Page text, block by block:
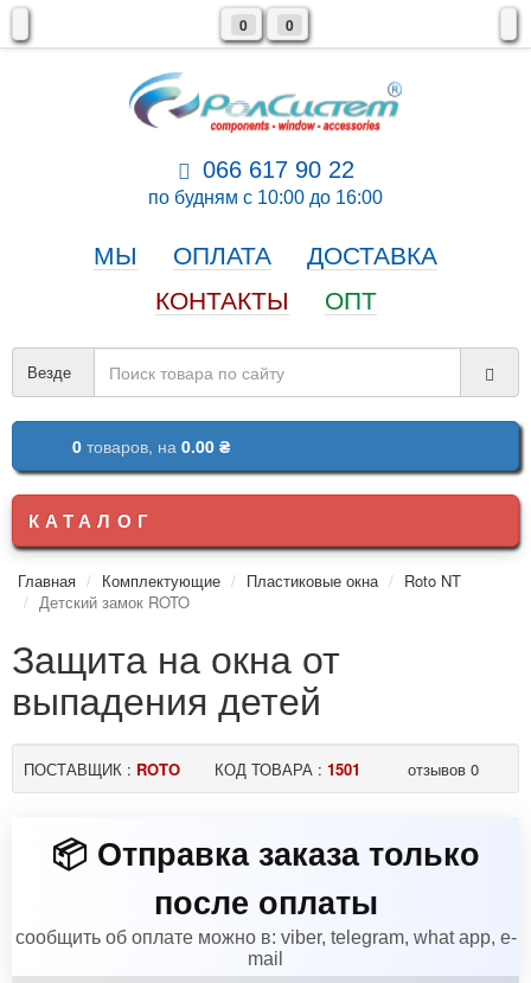
0 0
066 617 90 22
по будням с 10:00 до 16:00
МЫ ОПЛАТА
ДОСТАВКА
КОНТАКТЫ
ОПТ
Везде
0 товаров, на 0.00 ₴
КАТАЛОГ
Главная Комплектующие Пластиковые окна
Roto NT
Детский замок ROTO
Защита на окна от
выпадения детей
ПОСТАВЩИК : ROTO КОД ТОВАРА : 1501 отзывов 0
📦 Отправка заказа только
после оплаты
сообщить об оплате можно в: viber, telegram, what app, e-
mail
💎 Мы зарегистрированная
торговая марка
работаем с 2003 года